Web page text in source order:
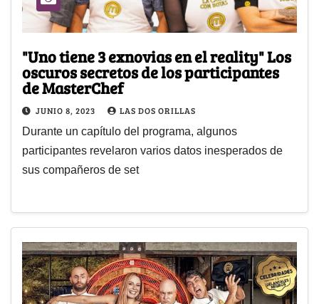
"Uno tiene 3 exnovias en el reality" Los
oscuros secretos de los participantes
de MasterChef
JUNIO 8, 2023 LAS DOS ORILLAS
Durante un capítulo del programa, algunos
participantes revelaron varios datos inesperados de
sus compañeros de set